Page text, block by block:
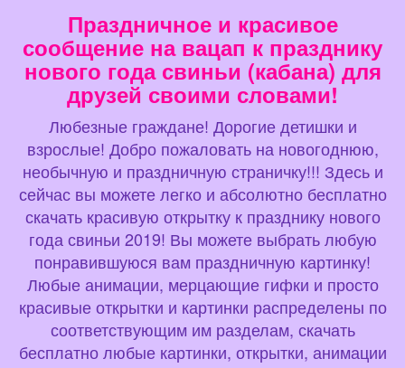
Праздничное и красивое
сообщение на вацап к празднику
нового года свиньи (кабана) для
друзей своими словами!
Любезные граждане! Дорогие детишки и
взрослые! Добро пожаловать на новогоднюю,
необычную и праздничную страничку!!! Здесь и
сейчас вы можете легко и абсолютно бесплатно
скачать красивую открытку к празднику нового
года свиньи 2019! Вы можете выбрать любую
понравившуюся вам праздничную картинку!
Любые анимации, мерцающие гифки и просто
красивые открытки и картинки распределены по
соответствующим им разделам, скачать
бесплатно любые картинки, открытки, анимации